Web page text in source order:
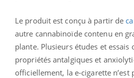
Le produit est conçu à partir de
autre cannabinoïde contenu en
plante. Plusieurs études et essais
propriétés antalgiques et
officiellement, la e-cigarette n’est